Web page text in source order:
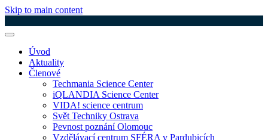
Skip to main content
Úvod
Aktuality
Členové
Techmania Science Center
iQLANDIA Science Center
VIDA! science centrum
Svět Techniky Ostrava
Pevnost poznání Olomouc
Vzdělávací centrum SFÉRA v Pardubicích